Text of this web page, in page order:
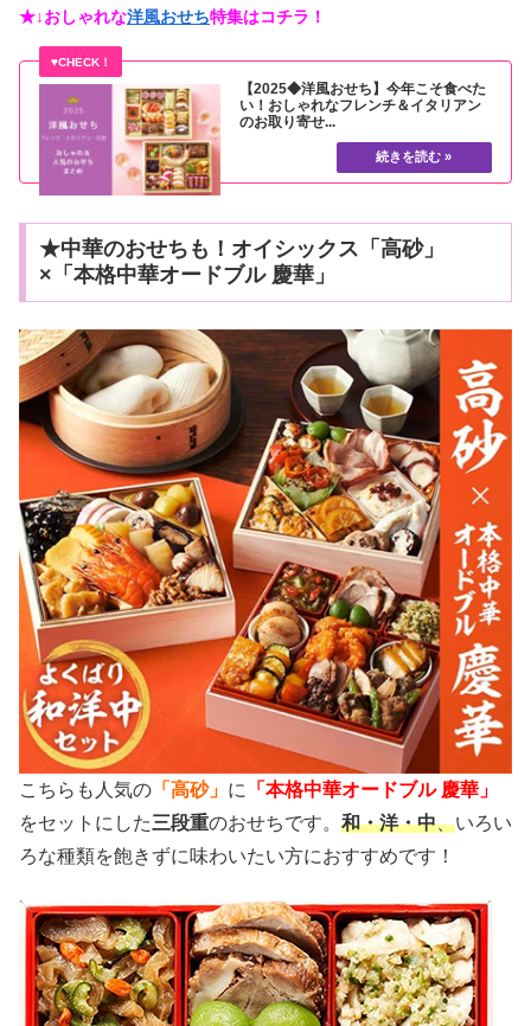
★↓おしゃれな洋風おせち特集はコチラ！
【2025◆洋風おせち】今年こそ食べた
い！おしゃれなフレンチ＆イタリアン
のお取り寄せ...
★中華のおせちも！オイシックス「高砂」
×「本格中華オードブル 慶華」
こちらも人気の 「高砂」 に
「本格中華オードブル 慶華」
をセットにした三段重のおせちです。 和・洋・中、いろい
ろな種類を飽きずに味わいたい方におすすめです！